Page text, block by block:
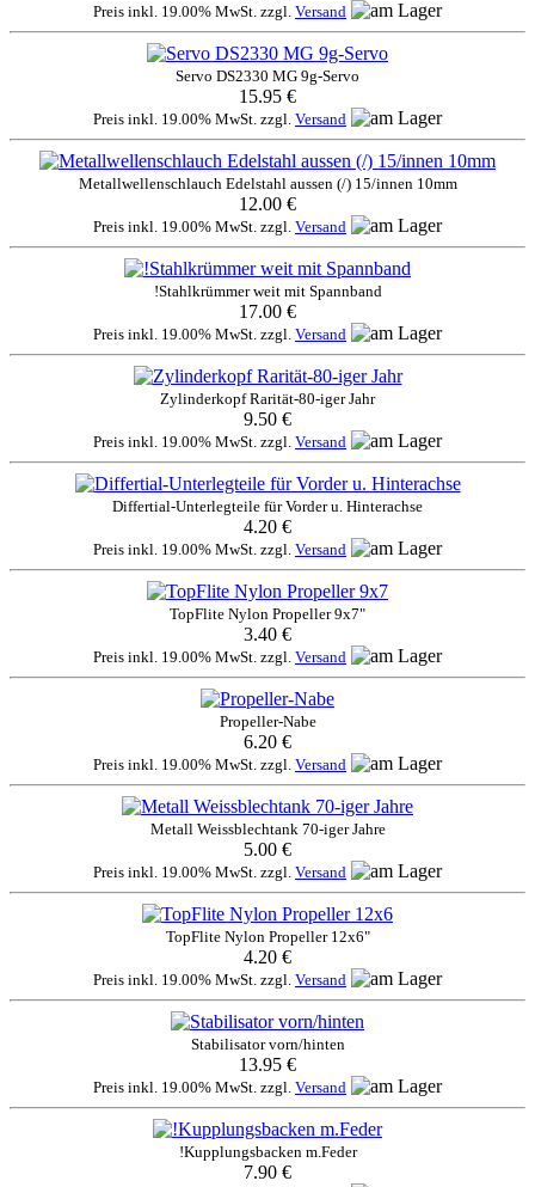
Preis inkl. 19.00% MwSt. zzgl. Versand
Servo DS2330 MG 9g-Servo
15.95 €
Preis inkl. 19.00% MwSt. zzgl. Versand
Metallwellenschlauch Edelstahl aussen (/) 15/innen 10mm
12.00 €
Preis inkl. 19.00% MwSt. zzgl. Versand
!Stahlkrümmer weit mit Spannband
17.00 €
Preis inkl. 19.00% MwSt. zzgl. Versand
Zylinderkopf Rarität-80-iger Jahr
9.50 €
Preis inkl. 19.00% MwSt. zzgl. Versand
Differtial-Unterlegteile für Vorder u. Hinterachse
4.20 €
Preis inkl. 19.00% MwSt. zzgl. Versand
TopFlite Nylon Propeller 9x7"
3.40 €
Preis inkl. 19.00% MwSt. zzgl. Versand
Propeller-Nabe
6.20 €
Preis inkl. 19.00% MwSt. zzgl. Versand
Metall Weissblechtank 70-iger Jahre
5.00 €
Preis inkl. 19.00% MwSt. zzgl. Versand
TopFlite Nylon Propeller 12x6"
4.20 €
Preis inkl. 19.00% MwSt. zzgl. Versand
Stabilisator vorn/hinten
13.95 €
Preis inkl. 19.00% MwSt. zzgl. Versand
!Kupplungsbacken m.Feder
7.90 €